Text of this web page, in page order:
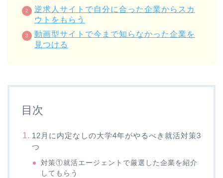
逆求人サイトで自分に合った企業からスカ
ウトをもらう
動画型サイトで今まで知らなかった企業を
見つける
目次
12月に内定なしの大学4年がやるべき就活対策3
つ
対策①就活エージェントで厳選した企業を紹介
してもらう